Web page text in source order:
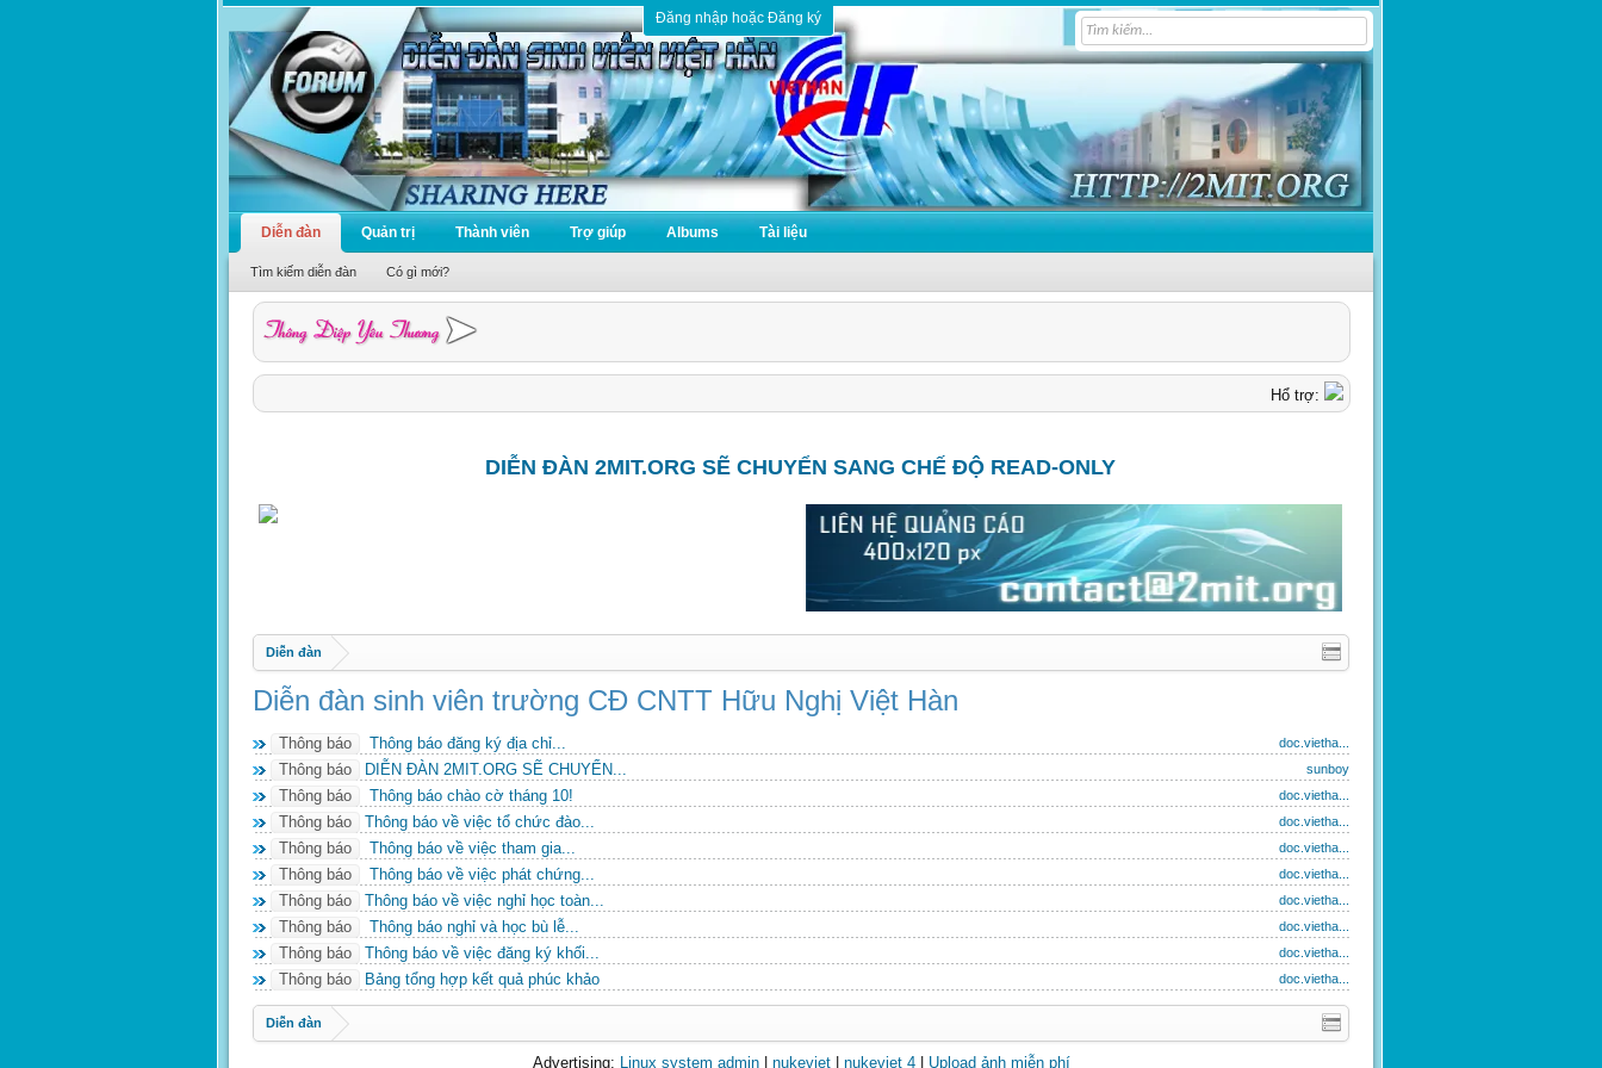
Đăng nhập hoặc Đăng ký
Diễn đàn
Tìm kiếm diễn đàn Có gì mới?
Quản trị Thành viên Trợ giúp Albums Tài liệu
Hổ trợ:
DIỄN ĐÀN 2MIT.ORG SẼ CHUYỂN SANG CHẾ ĐỘ READ-ONLY
Diễn đàn
Diễn đàn sinh viên trường CĐ CNTT Hữu Nghị Việt Hàn
Thông báo Thông báo đăng ký địa chỉ... doc.vietha...
Thông báo DIỄN ĐÀN 2MIT.ORG SẼ CHUYỂN... sunboy
Thông báo Thông báo chào cờ tháng 10! doc.vietha...
Thông báo Thông báo về việc tổ chức đào... doc.vietha...
Thông báo Thông báo về việc tham gia... doc.vietha...
Thông báo Thông báo về việc phát chứng... doc.vietha...
Thông báo Thông báo về việc nghỉ học toàn... doc.vietha...
Thông báo Thông báo nghỉ và học bù lễ... doc.vietha...
Thông báo Thông báo về việc đăng ký khối... doc.vietha...
Thông báo Bảng tổng hợp kết quả phúc khảo doc.vietha...
Diễn đàn
Advertising: Linux system admin| nukeviet| nukeviet 4| Upload ảnh miễn phí